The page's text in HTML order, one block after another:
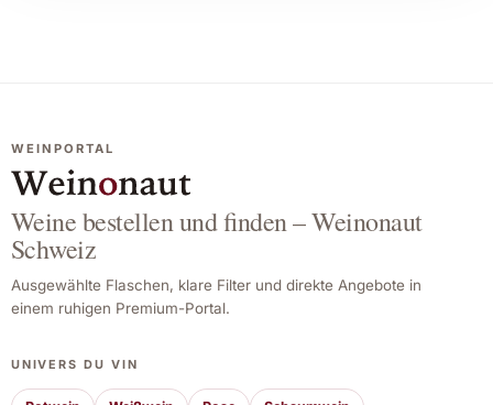
WEINPORTAL
Weine bestellen und finden – Weinonaut
Schweiz
Ausgewählte Flaschen, klare Filter und direkte Angebote in
einem ruhigen Premium-Portal.
UNIVERS DU VIN